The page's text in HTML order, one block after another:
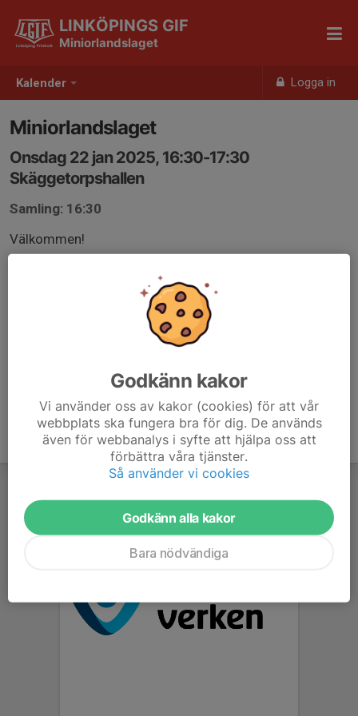
Kalender Logga in
LINKÖPINGS GIF
Miniorlandslaget
Miniorlandslaget
Onsdag 22 jan 2025, 16:30-17:30
Skäggetorpshallen
Samling: 16:30
Välkommen!
Godkänn kakor
Vi använder oss av kakor (cookies) för att vår
webbplats ska fungera bra för dig. De används
även för webbanalys i syfte att hjälpa oss att
förbättra våra tjänster.
Så använder vi cookies
Godkänn alla kakor
Bara nödvändiga